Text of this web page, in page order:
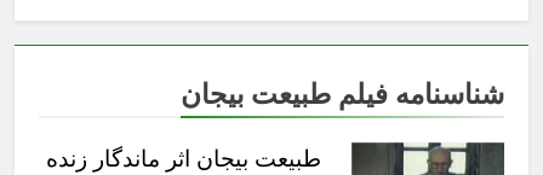
شناسنامه فیلم طبیعت بیجان
طبیعت بیجان اثر ماندگار زنده